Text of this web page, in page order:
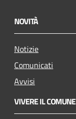
NOVITÀ
Notizie
Comunicati
Avvisi
VIVERE IL COMUNE